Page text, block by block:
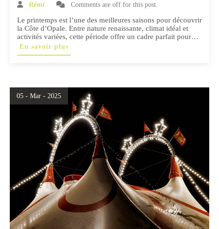
Rémi
Comments are off for this post.
Le printemps est l’une des meilleures saisons pour découvrir
la Côte d’Opale. Entre nature renaissante, climat idéal et
activités variées, cette période offre un cadre parfait pour…
En savoir plus
05 - Mar - 2025